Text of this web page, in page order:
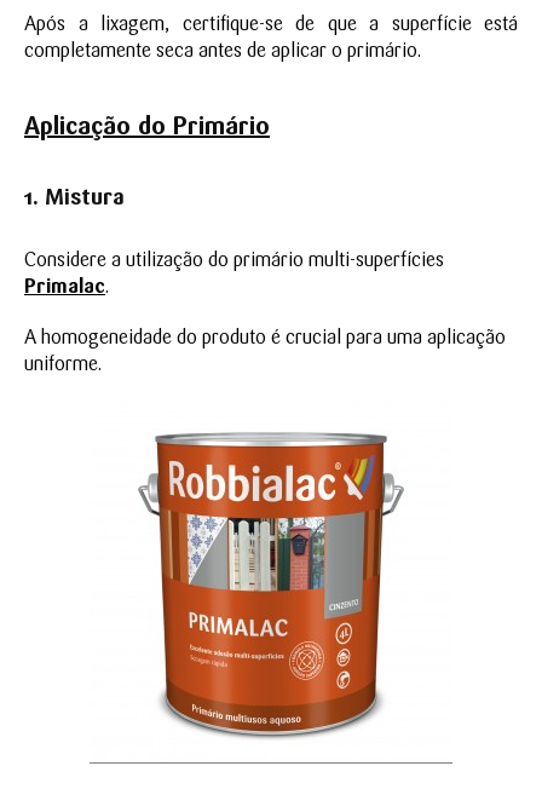
Após a lixagem, certifique-se de que a superfície está
completamente seca antes de aplicar o primário.
Aplicação do Primário
1. Mistura
Considere a utilização do primário multi-superfícies
Primalac.
A homogeneidade do produto é crucial para uma aplicação
uniforme.